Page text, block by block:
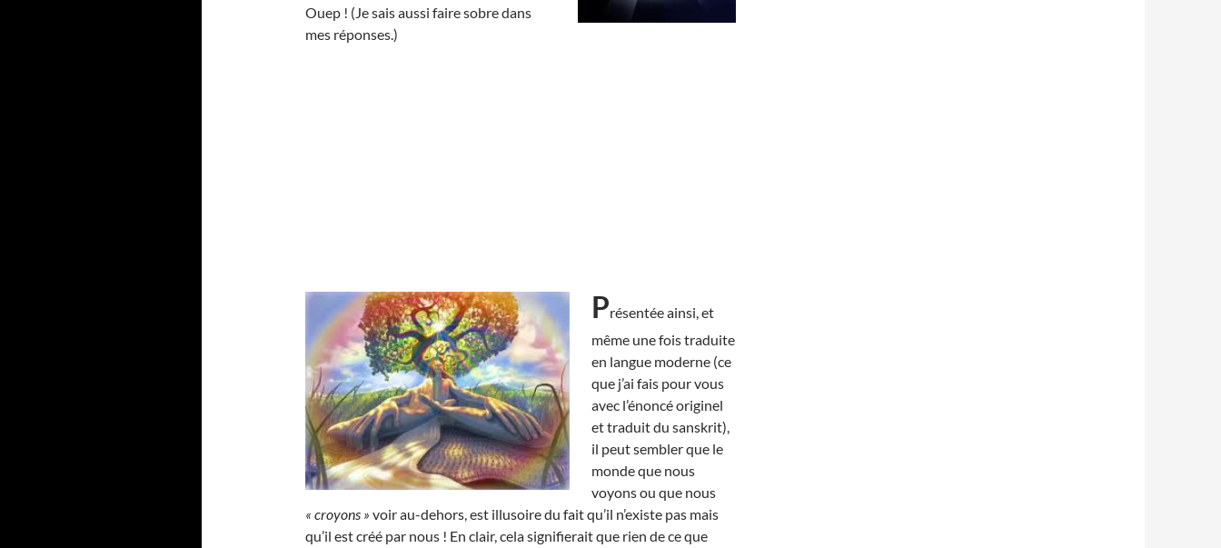
Ouep ! (Je sais aussi faire sobre dans
mes réponses.)
Présentée ainsi, et
même une fois traduite
en langue moderne (ce
que j’ai fais pour vous
avec l’énoncé originel
et traduit du sanskrit),
il peut sembler que le
monde que nous
voyons ou que nous
« croyons » voir au-dehors, est illusoire du fait qu’il n’existe pas mais
qu’il est créé par nous ! En clair, cela signifierait que rien de ce que